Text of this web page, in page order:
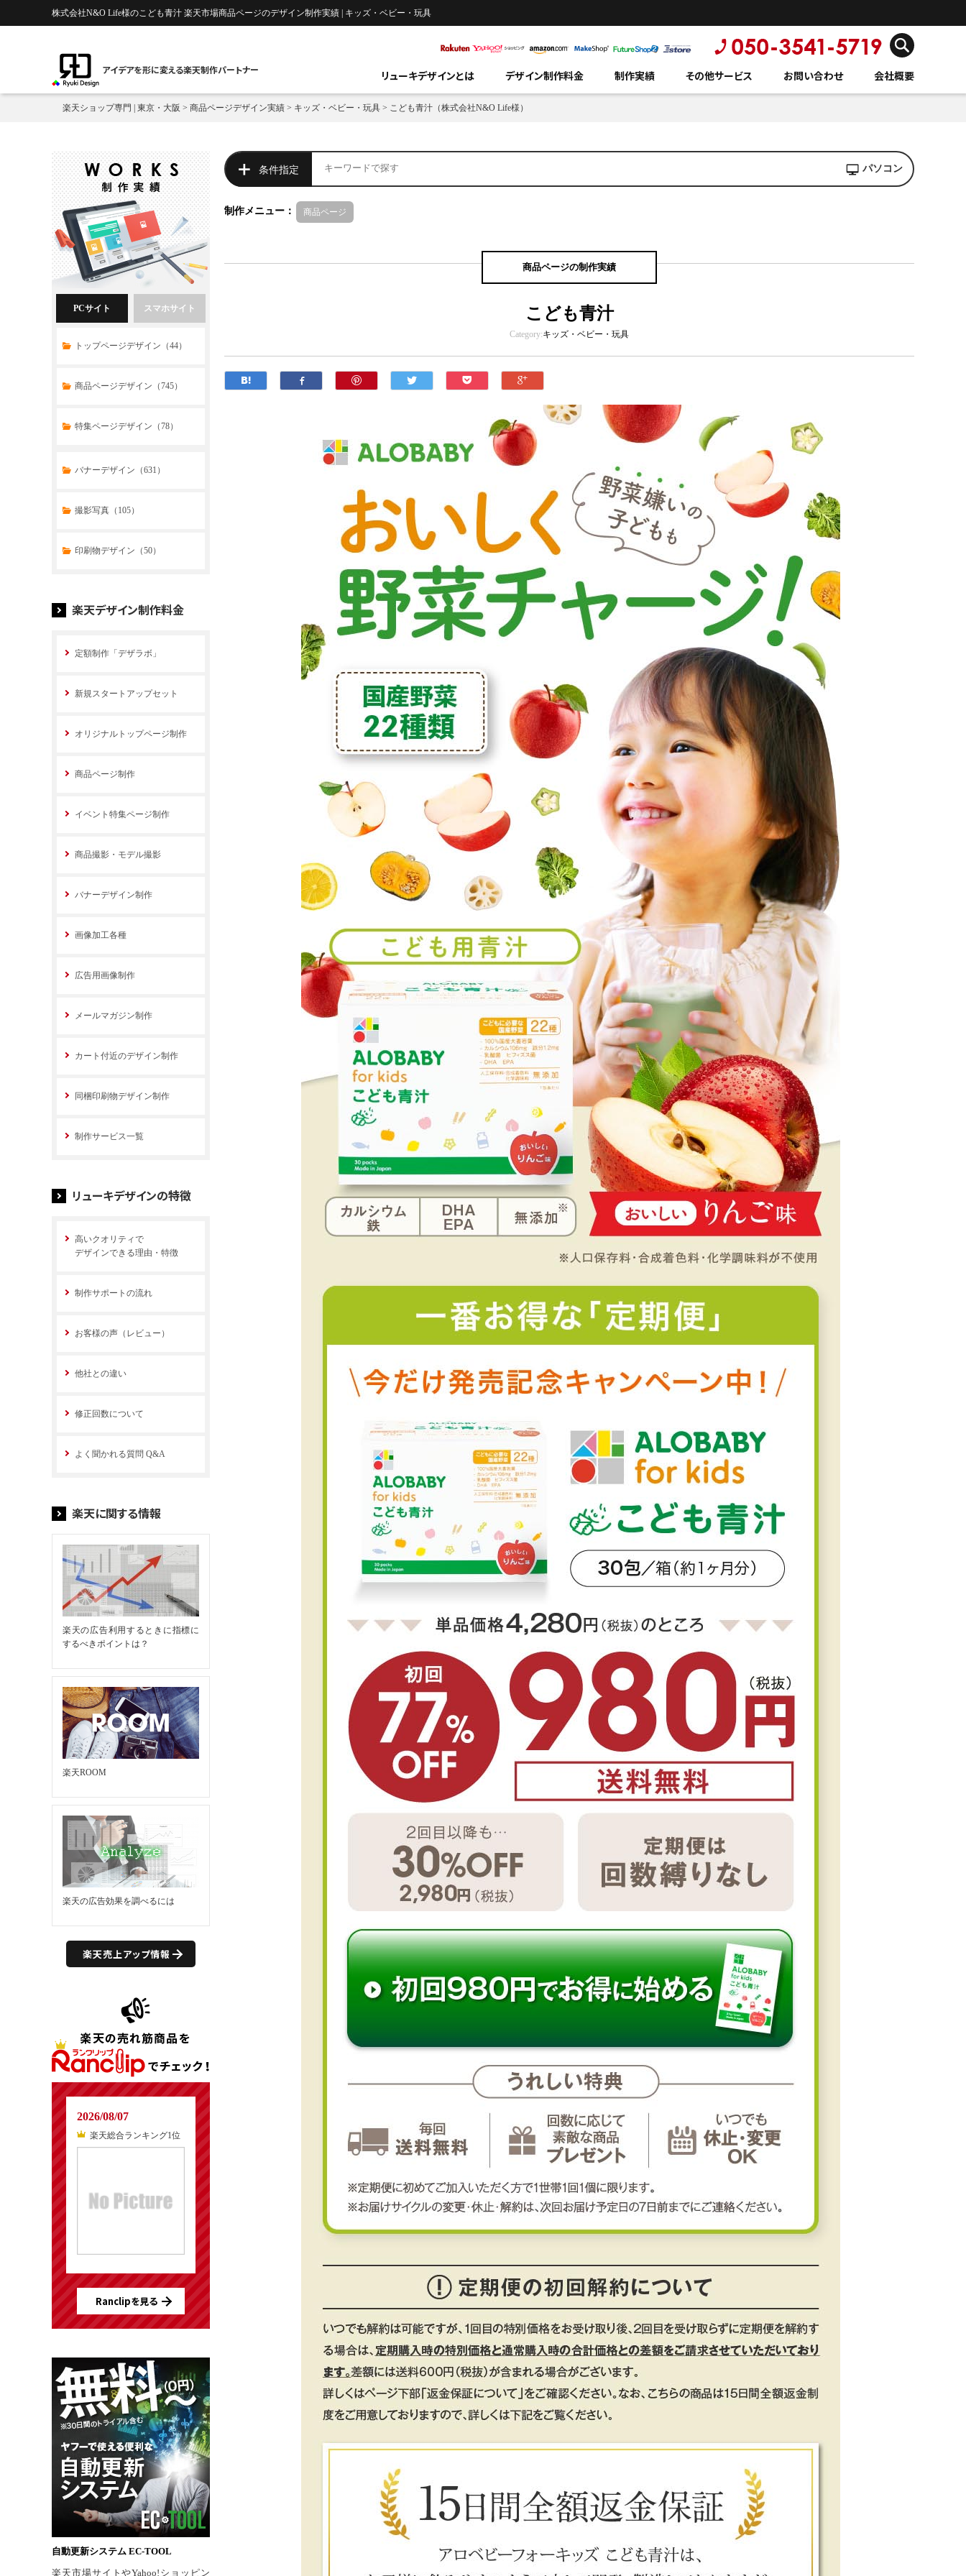
株式会社N&O Life様のこども青汁 楽天市場商品ページのデザイン制作実績 | キッズ・ベビー・玩具
アイデアを形に変える楽天制作パートナー リューキデザインとは デザイン制作料金 制作実績 その他サービス お問い合わせ 会社概要
楽天ショップ専門 | 東京・大阪 > 商品ページデザイン実績 > キッズ・ベビー・玩具 > こども青汁（株式会社N&O Life様）
条件指定 パソコン
制作メニュー： 商品ページ
商品ページの制作実績
こども青汁
Category:キッズ・ベビー・玩具
PCサイト
トップページデザイン（44）
商品ページデザイン（745）
特集ページデザイン（78）
スマホサイト
トップページデザイン（32）
商品ページデザイン（769）
特集ページデザイン（59）
バナーデザイン（631）
撮影写真（105）
印刷物デザイン（50）
楽天デザイン制作料金
定額制作「デザラボ」
新規スタートアップセット
オリジナルトップページ制作
商品ページ制作
イベント特集ページ制作
商品撮影・モデル撮影
バナーデザイン制作
画像加工各種
広告用画像制作
メールマガジン制作
カート付近のデザイン制作
同梱印刷物デザイン制作
制作サービス一覧
リューキデザインの特徴
高いクオリティで
デザインできる理由・特徴
制作サポートの流れ
お客様の声（レビュー）
他社との違い
修正回数について
よく聞かれる質問 Q&A
楽天に関する情報
楽天の広告利用するときに指標に
するべきポイントは？
楽天ROOM
楽天の広告効果を調べるには
楽天売上アップ情報
2026/08/07
楽天総合ランキング1位
Ranclipを見る
自動更新システム EC-TOOL
楽天市場サイトやYahoo!ショッピン